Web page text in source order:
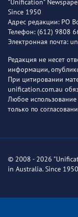
"Unification"
Since 1950
Адрес редакции: PO
Телефон: (612) 9808
Электронная почта:
Редакция не несет
информации,
При цитировании
unification.com.au
Любое
только по
© 2008 - 2026
in Australia. Since 1950